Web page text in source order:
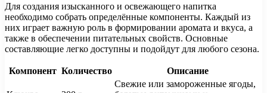
Для создания изысканного и освежающего напитка
необходимо собрать определённые компоненты. Каждый из
них играет важную роль в формировании аромата и вкуса, а
также в обеспечении питательных свойств. Основные
составляющие легко доступны и подойдут для любого сезона.
Компонент Количество Описание
Свежие или замороженные ягоды,